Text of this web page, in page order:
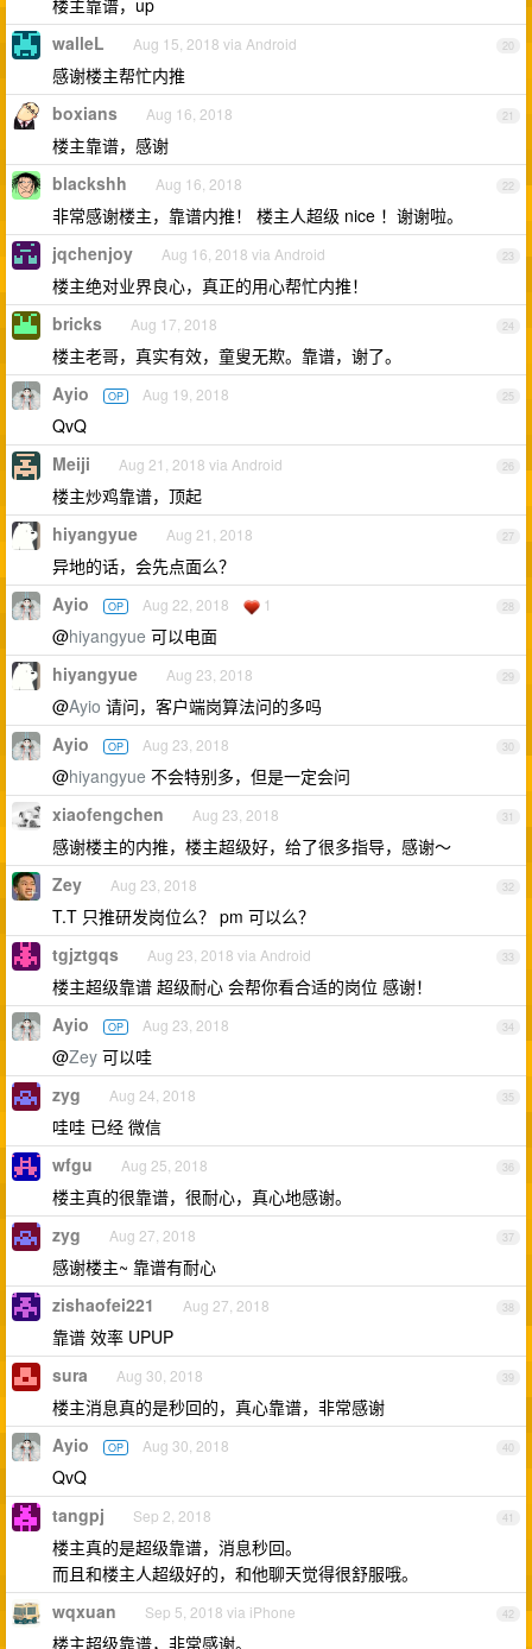
楼主靠谱，up
20
walleL Aug 15, 2018 via Android
感谢楼主帮忙内推
21
boxians Aug 16, 2018
楼主靠谱，感谢
22
blackshh Aug 16, 2018
非常感谢楼主，靠谱内推！ 楼主人超级 nice ！谢谢啦。
23
jqchenjoy Aug 16, 2018 via Android
楼主绝对业界良心，真正的用心帮忙内推！
24
bricks Aug 17, 2018
楼主老哥，真实有效，童叟无欺。靠谱，谢了。
25
Ayio OP Aug 19, 2018
QvQ
26
Meiji Aug 21, 2018 via Android
楼主炒鸡靠谱，顶起
27
hiyangyue Aug 21, 2018
异地的话，会先点面么？
28
Ayio OP Aug 22, 2018 1
@hiyangyue 可以电面
29
hiyangyue Aug 23, 2018
@Ayio 请问，客户端岗算法问的多吗
30
Ayio OP Aug 23, 2018
@hiyangyue 不会特别多，但是一定会问
31
xiaofengchen Aug 23, 2018
感谢楼主的内推，楼主超级好，给了很多指导，感谢～
32
Zey Aug 23, 2018
T.T 只推研发岗位么？ pm 可以么？
33
tgjztgqs Aug 23, 2018 via Android
楼主超级靠谱 超级耐心 会帮你看合适的岗位 感谢！
34
Ayio OP Aug 23, 2018
@Zey 可以哇
35
zyg Aug 24, 2018
哇哇 已经 微信
36
wfgu Aug 25, 2018
楼主真的很靠谱，很耐心，真心地感谢。
37
zyg Aug 27, 2018
感谢楼主~ 靠谱有耐心
38
zishaofei221 Aug 27, 2018
靠谱 效率 UPUP
39
sura Aug 30, 2018
楼主消息真的是秒回的，真心靠谱，非常感谢
40
Ayio OP Aug 30, 2018
QvQ
41
tangpj Sep 2, 2018
楼主真的是超级靠谱，消息秒回。
而且和楼主人超级好的，和他聊天觉得很舒服哦。
42
wqxuan Sep 5, 2018 via iPhone
楼主超级靠谱，非常感谢。